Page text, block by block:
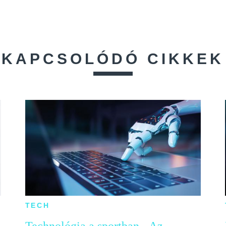
KAPCSOLÓDÓ CIKKEK
TECH